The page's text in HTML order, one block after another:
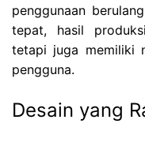
penggunaan
tepat, hasil
tetapi juga memiliki
pengguna.
Desain yang